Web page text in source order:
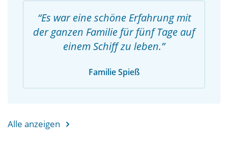
Es war eine schöne Erfahrung mit
der ganzen Familie für fünf Tage auf
einem Schiff zu leben.
Familie Spieß
Alle anzeigen